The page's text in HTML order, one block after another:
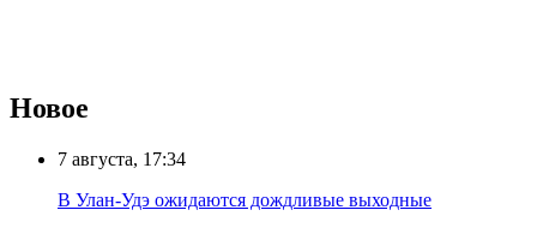
Новое
7 августа, 17:34
В Улан-Удэ ожидаются дождливые выходные